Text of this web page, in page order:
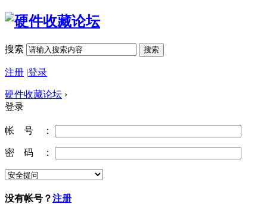
搜索 搜索
注册 |登录
硬件收藏论坛 ›
登录
帐 号 ：
密 码 ：
没有帐号？注册